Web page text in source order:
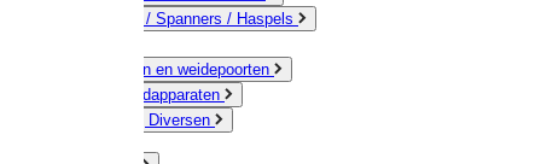
Verbinders / Spanners / Haspels
Doorgangen en weidepoorten
Schrikdraadapparaten
Afrastering Diversen